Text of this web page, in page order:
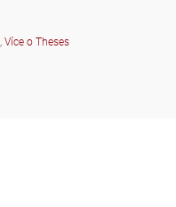
, Více o Theses